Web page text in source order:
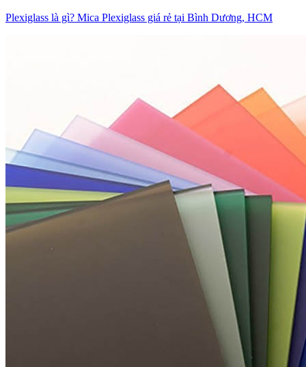
Plexiglass là gì? Mica Plexiglass giá rẻ tại Bình Dương, HCM